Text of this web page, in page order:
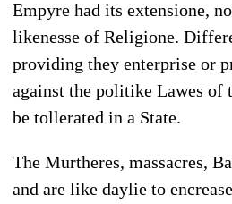
Empyre had its extensione,
likenesse of Religione.
providing they enterprise or
against the politike Lawes of
be tollerated in a State.
The Murtheres, massacres,
and are like daylie to